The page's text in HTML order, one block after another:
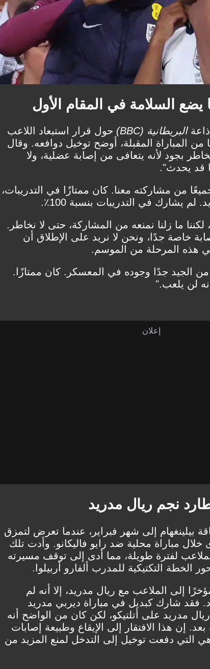
يضع السلامة في المقام الأول
البريطانية (BBC)
حول قرار استبعاد اللاعب
من العمر 22 عامًا من المباراة المقبلة، أوضح توخيل دوافعه. وقال
بجود لأنه يتعافى من إصابة عضلية، ولا
قد يحدث".
من مشاركته معنا. كان ممتازًا في التدريبات،
يشارك في التدريبات بنسبة 100٪.
لكننا ما زلنا نمنعه من المشاركة، حتى لا نخاطر.
خاصة جدًا، ونحن لا نريد على الإطلاق أن
هذه المرحلة من الموسم.
من الجيد جدًا وجوده في المعسكر. كان ممتازًا.
لن يلعب."
نجم ريال مدريد
بيلينغهام إلى شهر فبراير، عندما تعرض لتمزق
خلال مباراة محلية ضد رايو فاليكانو. وأدت تلك
لفترة طويلة، مما أدى إلى توقف مسيرته
التكتيكية للمدرب ألفارو أربيلوا.
إلى الملاعب مع ريال مدريد، إلا أنه لم
فقد شارك كبديل في مباراة ديربي مدريد
مدريد على أتلتيكو، لكن كان من الواضح أنه
إن هذا الافتقار إلى الإيقاع وطبيعة إصابات
التي دفعت توخيل إلى التدخل لمنع المزيد من